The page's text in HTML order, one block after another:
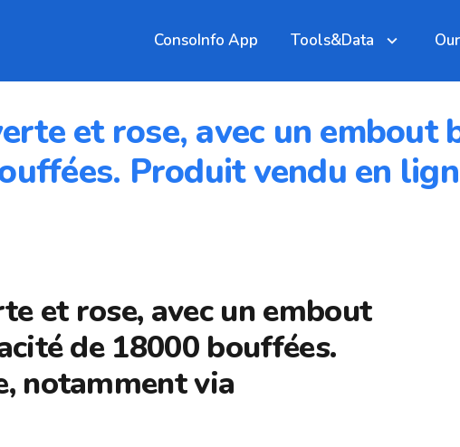
ConsoInfo App Tools&Data
et rose, avec un embout
Produit vendu en
et rose, avec un embout
de 18000 bouffées.
notamment via